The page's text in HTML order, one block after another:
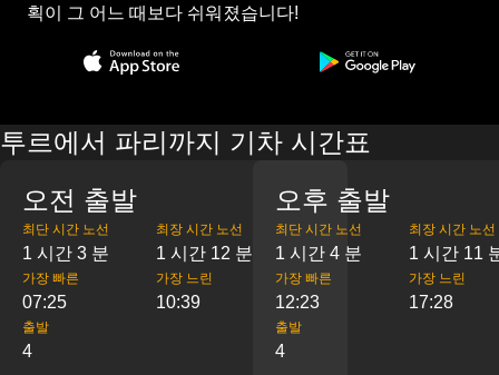
획이 그 어느 때보다 쉬워졌습니다!
투르에서 파리까지 기차 시간표
오전 출발
최단 시간 노선
1 시간 3 분
최장 시간 노선
1 시간 12 분
가장 빠른
07:25
가장 느린
10:39
출발
4
오후 출발
최단 시간 노선
1 시간 4 분
최장 시간 노선
1 시간 11
가장 빠른
12:23
가장 느린
17:28
출발
4